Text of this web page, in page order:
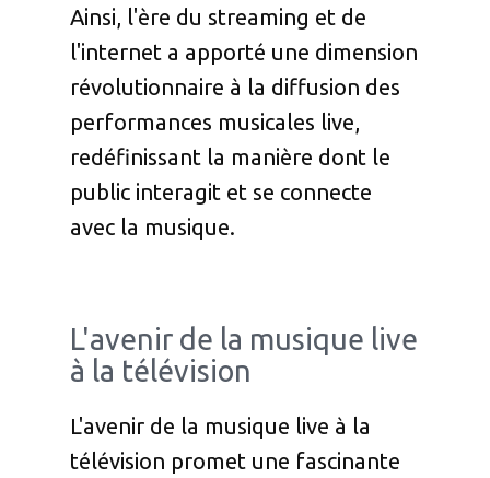
Ainsi, l'ère du streaming et de
l'internet a apporté une dimension
révolutionnaire à la diffusion des
performances musicales live,
redéfinissant la manière dont le
public interagit et se connecte
avec la musique.
L'avenir de la musique live
à la télévision
L'avenir de la musique live à la
télévision promet une fascinante